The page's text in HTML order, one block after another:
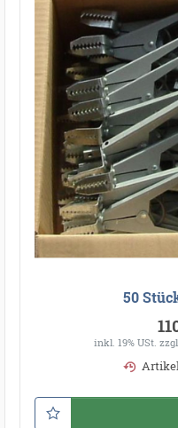
50
inkl. 19% USt.